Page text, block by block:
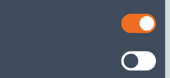
51
.99 €
33.79 €